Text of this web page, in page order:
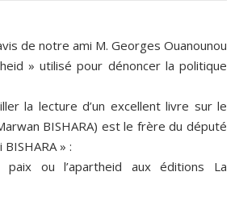
de notre ami M. Georges Ouanounou
» utilisé pour dénoncer la politique
la lecture d’un excellent livre sur le
BISHARA) est le frère du député
» :
paix ou l’apartheid aux éditions La